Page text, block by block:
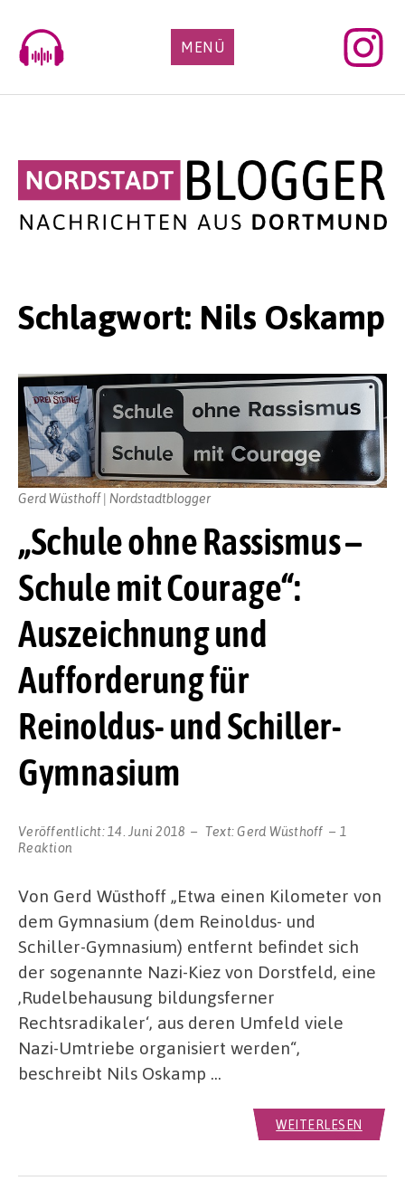
content
MENÜ
Schlagwort: Nils Oskamp
„Schule ohne Rassismus –
Schule mit Courage“:
Auszeichnung und
Aufforderung für
Reinoldus- und Schiller-
Gymnasium
Veröffentlicht: 14. Juni 2018 Text:Gerd Wüsthoff
1
Reaktion
Gerd Wüsthoff | Nordstadtblogger
Von Gerd Wüsthoff „Etwa einen Kilometer von
dem Gymnasium (dem Reinoldus- und
Schiller-Gymnasium) entfernt befindet sich
der sogenannte Nazi-Kiez von Dorstfeld, eine
‚Rudelbehausung bildungsferner
Rechtsradikaler‘, aus deren Umfeld viele
Nazi-Umtriebe organisiert werden“,
beschreibt Nils Oskamp …
WEITERLESEN